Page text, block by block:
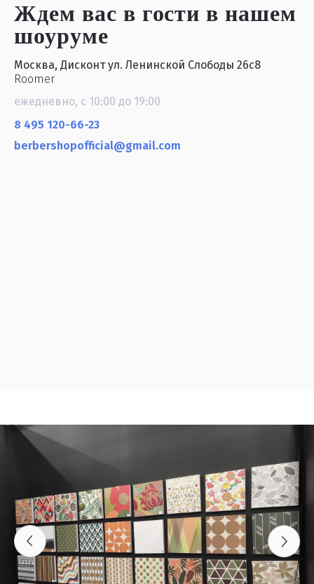
Ждем вас в гостив нашем
шоуруме
Москва, Дисконт ул. Ленинской Слободы 26с8
Roomer
ежедневно, с 10:00 до 19:00
8 495 120-66-23
berbershopofficial@gmail.com